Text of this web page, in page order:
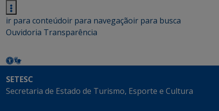
ir para conteúdoir para navegaçãoir para busca
Ouvidoria Transparência
SETESC
Secretaria de Estado de Turismo, Esporte e Cultura